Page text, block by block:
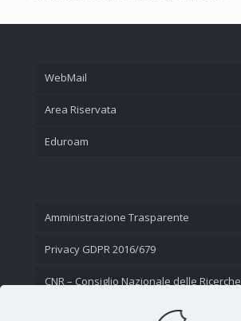
WebMail
Area Riservata
Eduroam
Amministrazione Trasparente
Privacy GDPR 2016/679
CNR – Consiglio Nazionale delle Ricerche